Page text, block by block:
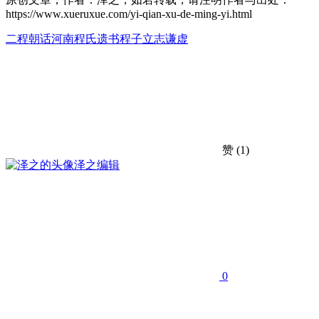
https://www.xueruxue.com/yi-qian-xu-de-ming-yi.html
二程朝话河南程氏遗书程子立志谦虚
赞 (1)
泽之编辑
0